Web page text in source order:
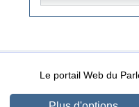
Conditions d’utilisation Data Protection
Le portail Web du